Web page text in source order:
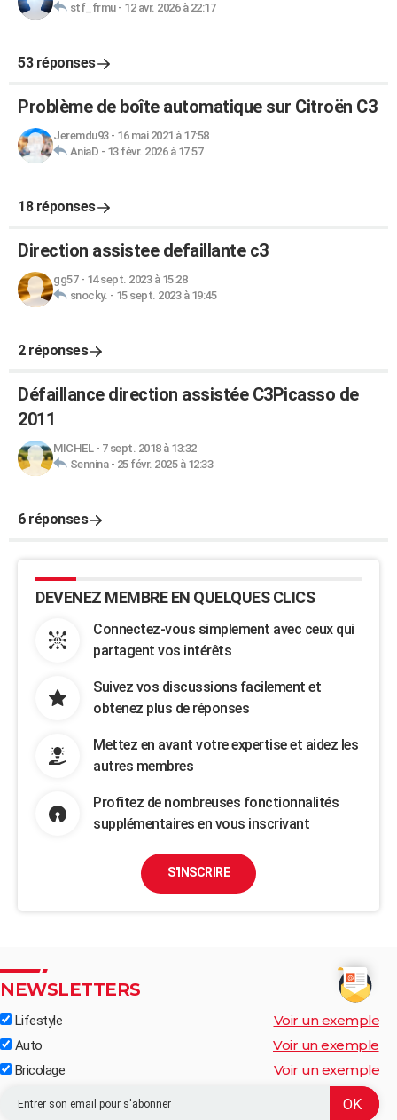
stf_frmu- 12 avr. 2026 à 22:17
53 réponses
Problème de boîte automatique sur Citroën C3
Jeremdu93- 16 mai 2021 à 17:58
AniaD - 13 févr. 2026 à 17:57
18 réponses
Direction assistee defaillante c3
gg57- 14 sept. 2023 à 15:28
snocky. - 15 sept. 2023 à 19:45
2 réponses
Défaillance direction assistée C3Picasso de
2011
MICHEL- 7 sept. 2018 à 13:32
Sennina- 25 févr. 2025 à 12:33
6 réponses
DEVENEZ MEMBRE EN QUELQUES CLICS
Connectez-vous simplement avec ceux qui
partagent vos intérêts
Suivez vos discussions facilement et
obtenez plus de réponses
Mettez en avant votre expertise et aidez les
autres membres
Profitez de nombreuses fonctionnalités
supplémentaires en vous inscrivant
S'INSCRIRE
NEWSLETTERS
Lifestyle Voir un exemple
Auto Voir un exemple
Bricolage Voir un exemple